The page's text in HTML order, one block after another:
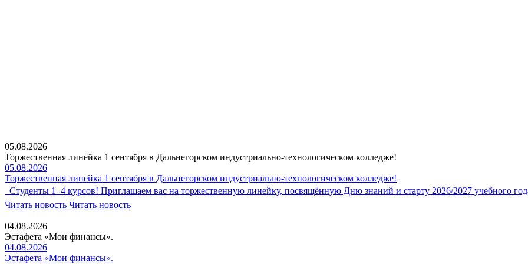
05.08.2026
Торжественная линейка 1 сентября в Дальнегорском индустриально-технологическом колледже!
05.08.2026
Торжественная линейка 1 сентября в Дальнегорском индустриально-технологическом колледже!
Студенты 1–4 курсов! Приглашаем вас на торжественную линейку, посвящённую Дню знаний и старту 2026/2027 учебного
Читать новость Читать новость
04.08.2026
Эстафета «Мои финансы».
04.08.2026
Эстафета «Мои финансы».